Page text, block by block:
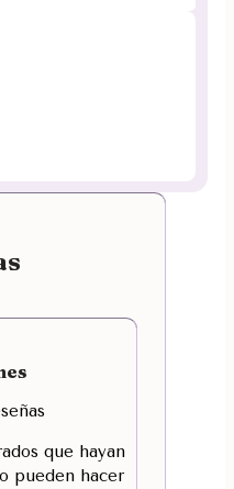
que hayan
pueden hacer